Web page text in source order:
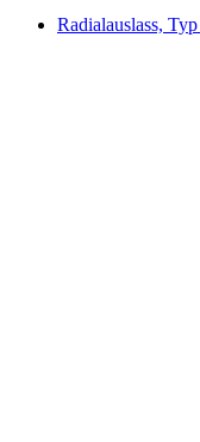
Radialauslass,